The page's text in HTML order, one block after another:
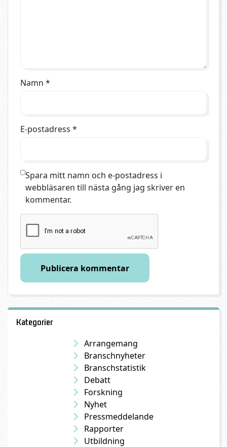
Namn *
E-postadress *
Spara mitt namn och e-postadress i
webbläsaren till nästa gång jag skriver en
kommentar.
Kategorier
Arrangemang
Branschnyheter
Branschstatistik
Debatt
Forskning
Nyhet
Pressmeddelande
Rapporter
Utbildning